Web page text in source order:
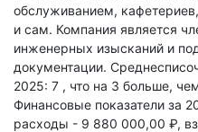
обслуживанием,
и сам. Компания является
инженерных изысканий и
документации.
2025: 7 , что на 3 больше,
Финансовые показатели за
расходы - 9 880 000,00 ₽,